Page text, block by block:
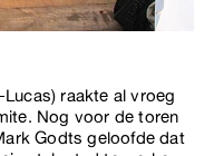
raakte al vroeg
Nog voor de toren
Godts geloofde dat